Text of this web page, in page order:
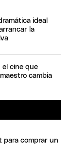
ideal
la
el cine que
cambia
para comprar un